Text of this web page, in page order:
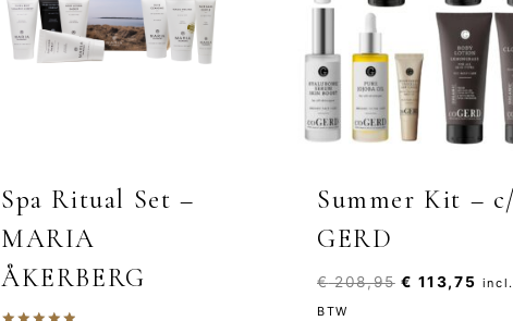
Spa Ritual Set –
MARIA
ÅKERBERG
Summer Kit –
GERD
€208,95 € 113,75 incl.
BTW